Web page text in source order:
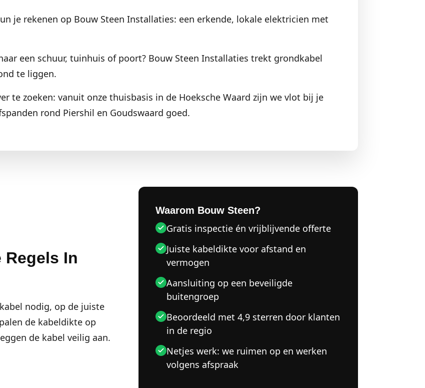
je rekenen op Bouw Steen Installaties: een erkende, lokale elektricien met
een schuur, tuinhuis of poort? Bouw Steen Installaties trekt grondkabel
te liggen.
te zoeken: vanuit onze thuisbasis in de Hoeksche Waard zijn we vlot bij je
rond Piershil en Goudswaard goed.
Regels In
nodig, op de juiste
de kabeldikte op
de kabel veilig aan.
Waarom Bouw Steen?
Gratis inspectie én vrijblijvende offerte
Juiste kabeldikte voor afstand en
vermogen
Aansluiting op een beveiligde
buitengroep
Beoordeeld met 4,9 sterren door klanten
in de regio
Netjes werk: we ruimen op en werken
volgens afspraak